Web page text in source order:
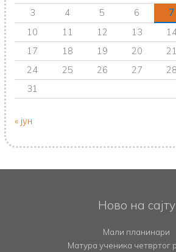
3
4 5 6 7
10
11 12 13
17
18 19 20 21
24
25 26 27 28
31
« јун
Ново на сајту
Мали планинари
Матура ученика четвртог